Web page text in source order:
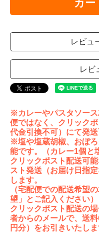
カー
レビュ
レビ
※カレーやパスタソー
便ではなく、クリック
代金引換不可）にて発送
※塩や塩蔵胡椒、おぼ
能です。（カレー1個と
クリックポスト配送可
スト発送（お届け日指
します。
（宅配便での配送希望
望」とご記入ください）
クリックポスト配送の
者からのメールで、送
円分）をお引きいたしま